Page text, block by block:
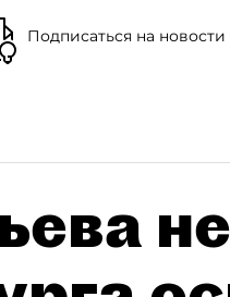
Подписаться на новости